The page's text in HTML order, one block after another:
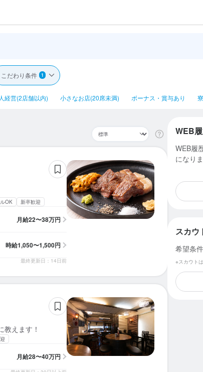
こだわり条件 1
経営(2店舗以内) 小さなお店(20席未満) ボーナス・賞与あり
OK 新卒歓迎
月給22〜38万円
時給1,050〜1,500円
最終更新日：14日前
えます！
月給28〜40万円
WEB
WEB履
になりま
スカウ
希望条
※スカウト